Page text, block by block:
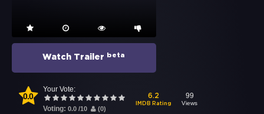
Watch Trailer beta
0.0
Your Vote:
Voting: 0.0 /10 (0)
6.2
IMDB Rating
99
Views